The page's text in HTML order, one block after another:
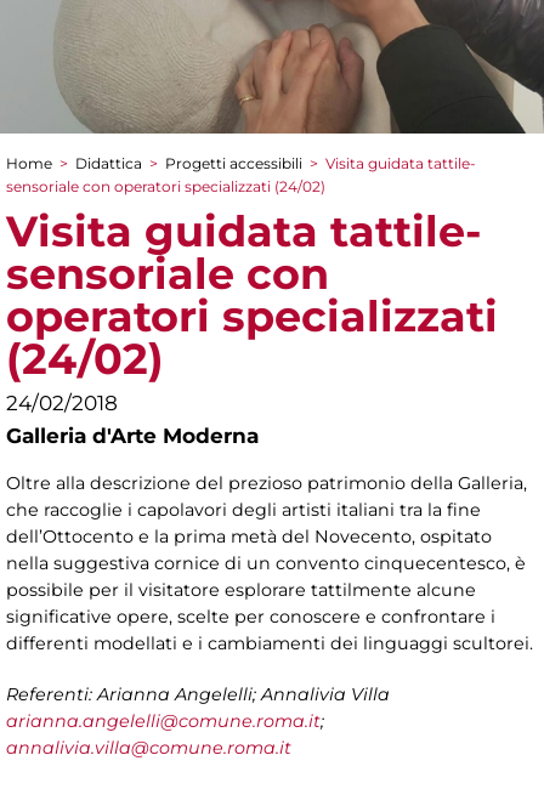
Tu sei qui
Home > Didattica > Progetti accessibili > Visita guidata tattile-
sensoriale con operatori specializzati (24/02)
Visita guidata tattile-
sensoriale con
operatori specializzati
(24/02)
24/02/2018
Galleria d'Arte Moderna
Oltre alla descrizione del prezioso patrimonio della Galleria,
che raccoglie i capolavori degli artisti italiani tra la fine
dell’Ottocento e la prima metà del Novecento, ospitato
nella suggestiva cornice di un convento cinquecentesco, è
possibile per il visitatore esplorare tattilmente alcune
significative opere, scelte per conoscere e confrontare i
differenti modellati e i cambiamenti dei linguaggi scultorei.
Referenti: Arianna Angelelli; Annalivia Villa
arianna.angelelli@comune.roma.it;
annalivia.villa@comune.roma.it